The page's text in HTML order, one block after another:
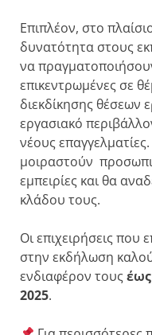
Επιπλέον, στο
δυνατότητα στους
να
επικεντρωμένες σε
διεκδίκησης θέσεων
εργασιακό
νέους
μοιραστούν
εμπειρίες και θα
κλάδου τους.
Οι επιχειρήσεις που
στην εκδήλωση
ενδιαφέρον τους
2025.